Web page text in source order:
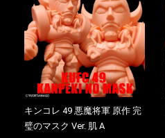
キンコレ 49 悪魔将軍 原作 完
璧のマスク Ver. 肌 A